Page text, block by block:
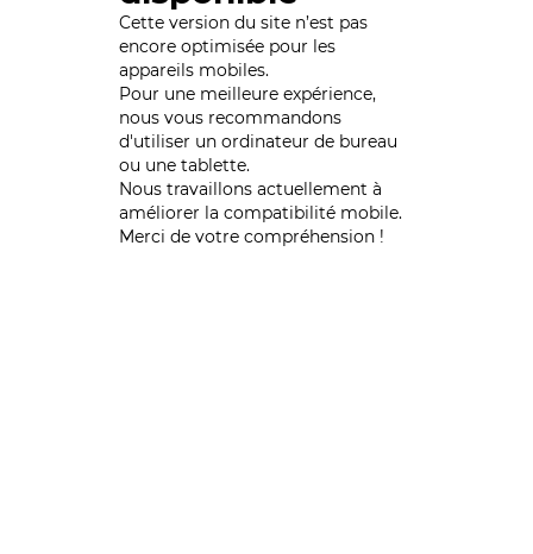
Cette version du site n’est pas
encore optimisée pour les
appareils mobiles.
Pour une meilleure expérience,
nous vous recommandons
d'utiliser un ordinateur de bureau
ou une tablette.
Nous travaillons actuellement à
améliorer la compatibilité mobile.
Merci de votre compréhension !